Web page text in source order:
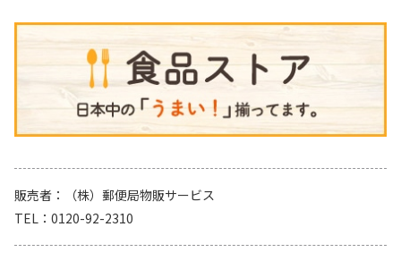
販売者
（株）郵便局物販サービス
TEL
0120-92-2310